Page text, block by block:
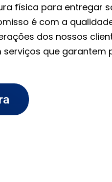
física para entregar
é com a
dos nossos
que garantem